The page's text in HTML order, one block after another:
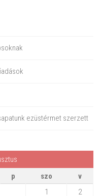
ezüstérmet szerzett
p szo
v
1
2